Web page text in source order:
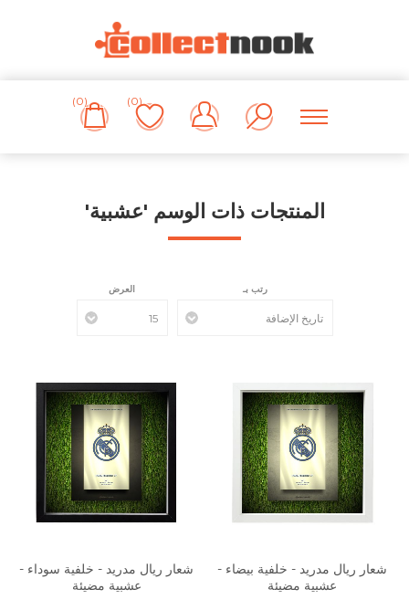
(0)
(0)
المنتجات ذات الوسم 'عشبية'
رتب بـ العرض
شعار ريال مدريد - خلفية بيضاء -
عشبية مضيئة
شعار ريال مدريد - خلفية سوداء -
عشبية مضيئة